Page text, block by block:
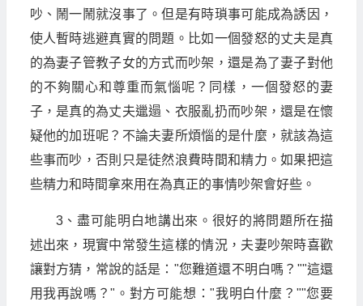
吵、鬧一鬧就沒事了。但是有時瑣事可能成為誘因，
使人暫時逃避真實的問題。比如一個發怒的丈夫是真
的為妻子管教子女的方式而吵架，還是為了妻子對他
的不夠關心和尊重而氣惱呢？同樣，一個發怒的妻
子，是真的為丈夫邋遢、衣服亂扔而吵架，還是在懷
疑他的加班呢？不論夫妻所煩惱的是什麼，就該為這
些事而吵，否則只是徒然浪費時間和精力。如果把這
些精力和時間拿來用在為真正的事情吵架會好些。
3、盡可能明白地講出來。很好的將問題所在描
述出來，現實中常發生這樣的情況，夫妻吵架時喜歡
讓對方猜，常說的話是："您難道還不明白嗎？""這還
用我再說嗎？"。對方可能想："我明白什麼？""您要